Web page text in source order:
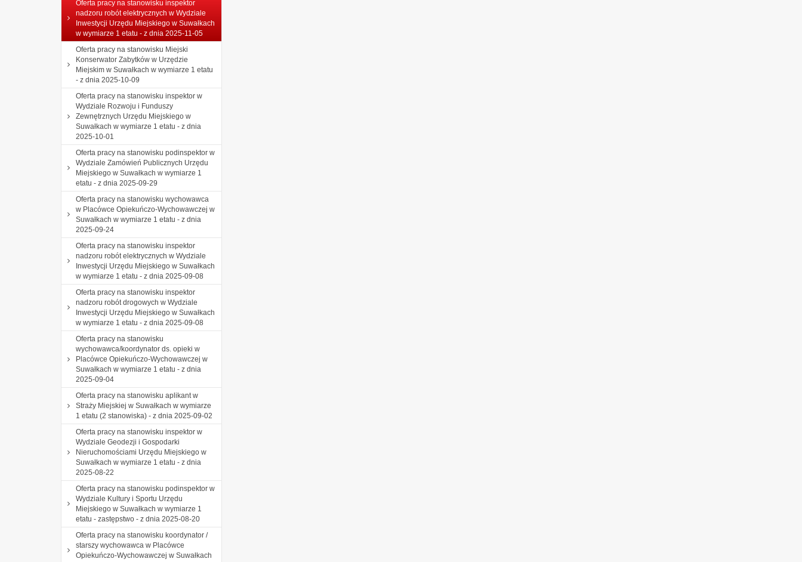
Oferta pracy na stanowisku inspektor
nadzoru robót elektrycznych w Wydziale
Inwestycji Urzędu Miejskiego w Suwałkach
w wymiarze 1 etatu - z dnia 2025-11-05
Oferta pracy na stanowisku Miejski
Konserwator Zabytków w Urzędzie
Miejskim w Suwałkach w wymiarze 1 etatu
- z dnia 2025-10-09
Oferta pracy na stanowisku inspektor w
Wydziale Rozwoju i Funduszy
Zewnętrznych Urzędu Miejskiego w
Suwałkach w wymiarze 1 etatu - z dnia
2025-10-01
Oferta pracy na stanowisku podinspektor w
Wydziale Zamówień Publicznych Urzędu
Miejskiego w Suwałkach w wymiarze 1
etatu - z dnia 2025-09-29
Oferta pracy na stanowisku wychowawca
w Placówce Opiekuńczo-Wychowawczej w
Suwałkach w wymiarze 1 etatu - z dnia
2025-09-24
Oferta pracy na stanowisku inspektor
nadzoru robót elektrycznych w Wydziale
Inwestycji Urzędu Miejskiego w Suwałkach
w wymiarze 1 etatu - z dnia 2025-09-08
Oferta pracy na stanowisku inspektor
nadzoru robót drogowych w Wydziale
Inwestycji Urzędu Miejskiego w Suwałkach
w wymiarze 1 etatu - z dnia 2025-09-08
Oferta pracy na stanowisku
wychowawca/koordynator ds. opieki w
Placówce Opiekuńczo-Wychowawczej w
Suwałkach w wymiarze 1 etatu - z dnia
2025-09-04
Oferta pracy na stanowisku aplikant w
Straży Miejskiej w Suwałkach w wymiarze
1 etatu (2 stanowiska) - z dnia 2025-09-02
Oferta pracy na stanowisku inspektor w
Wydziale Geodezji i Gospodarki
Nieruchomościami Urzędu Miejskiego w
Suwałkach w wymiarze 1 etatu - z dnia
2025-08-22
Oferta pracy na stanowisku podinspektor w
Wydziale Kultury i Sportu Urzędu
Miejskiego w Suwałkach w wymiarze 1
etatu - zastępstwo - z dnia 2025-08-20
Oferta pracy na stanowisku koordynator /
starszy wychowawca w Placówce
Opiekuńczo-Wychowawczej w Suwałkach